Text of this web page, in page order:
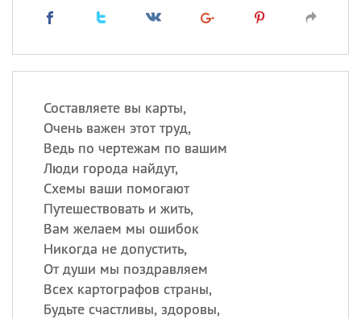
Составляете вы карты,
Очень важен этот труд,
Ведь по чертежам по вашим
Люди города найдут,
Схемы ваши помогают
Путешествовать и жить,
Вам желаем мы ошибок
Никогда не допустить,
От души мы поздравляем
Всех картографов страны,
Будьте счастливы, здоровы,